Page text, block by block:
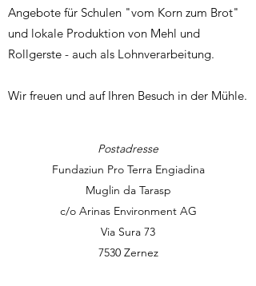
Angebote für Schulen "vom Korn zum Brot"
und lokale Produktion von Mehl und
Rollgerste - auch als Lohnverarbeitung.
Wir freuen und auf Ihren Besuch in der Mühle.
Postadresse
Fundaziun Pro Terra Engiadina
Muglin da Tarasp
c/o Arinas Environment AG
Via Sura 73
7530 Zernez